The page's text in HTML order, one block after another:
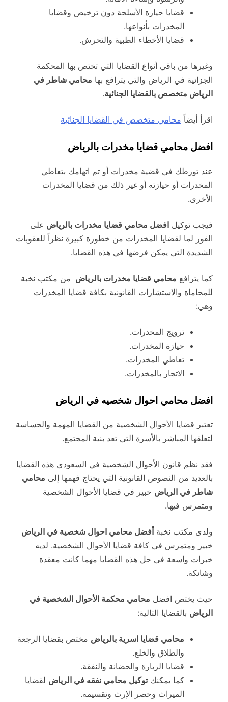
قضايا حيازة الأسلحة دون ترخيص وقضايا
المخدرات بأنواعها.
قضايا الأخطاء الطبية والتحرش.
وغيرها من باقي أنواع القضايا التي تختص بها المحكمة
الجزائية في الرياض والتي يترافع بها محامي شاطر في
الرياض متخصص بالقضايا الجنائية.
اقرأ أيضاً محامي متخصص في القضايا الجنائية
افضل محامي قضايا مخدرات بالرياض
عند تورطك في قضية مخدرات أو تم اتهامك بتعاطي
المخدرات أو حيازته أو غير ذلك من قضايا المخدرات
الأخرى.
فيجب توكيل افضل محامي قضايا مخدرات بالرياض على
الفور لما لقضايا المخدرات من خطورة كبيرة نظراً للعقوبات
الشديدة التي يمكن فرضها في هذه القضايا.
كما يترافع محامي قضايا مخدرات بالرياض من مكتب نخبة
للمحاماة والاستشارات القانونية بكافة قضايا المخدرات
وهي:
ترويج المخدرات.
حيازة المخدرات.
تعاطي المخدرات.
الاتجار بالمخدرات.
افضل محامي احوال شخصيه في الرياض
تعتبر قضايا الأحوال الشخصية من القضايا المهمة والحساسة
لتعلقها المباشر بالأسرة التي تعد بنية المجتمع.
فقد نظم قانون الأحوال الشخصية في السعودي هذه القضايا
بالعديد من النصوص القانونية التي يحتاج فهمها إلى محامي
شاطر في الرياض خبير في قضايا الأحوال الشخصية
ومتمرس فيها.
ولدى مكتب نخبة أفضل محامي احوال شخصية في الرياض
خبير ومتمرس في كافة قضايا الأحوال الشخصية. لديه
خبرات واسعة في حل هذه القضايا مهما كانت معقدة
وشائكة.
حيث يختص افضل محامي محكمة الأحوال الشخصية في
الرياض بالقضايا التالية:
محامي قضايا اسرية بالرياض مختص بقضايا الرجعة
والطلاق والخلع.
قضايا الزيارة والحضانة والنفقة.
كما يمكنكتوكيل محامي نفقه في الرياض لقضايا
الميراث وحصر الإرث وتقسيمه.